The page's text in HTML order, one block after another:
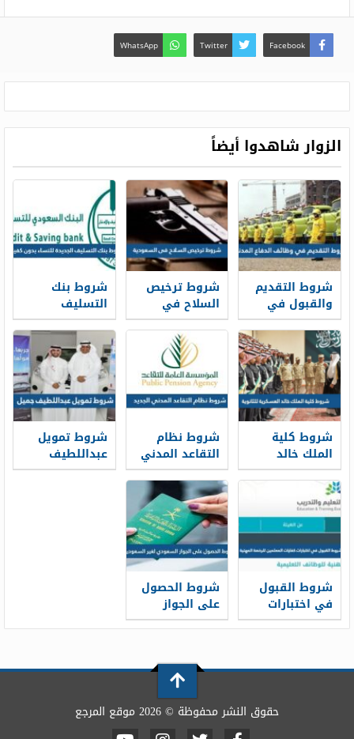
Facebook
Twitter
WhatsApp
الزوار شاهدوا أيضاً
شروط التقديم
والقبول في
وظائف الدفاع
المدني 1448
شروط ترخيص
السلاح في
السعودية 1448
شروط بنك
التسليف
الجديدة 1448
للنساء بدون
كفيل
شروط كلية
الملك خالد
العسكرية
للثانوية 1448
شروط نظام
التقاعد المدني
الجديد 1448
شروط تمويل
عبداللطيف
جميل 1448
شروط القبول
في اختبارات
كفايات
1448
شروط الحصول
على الجواز
السعودي لغير
حقوق النشر محفوظة © 2026 موقع المرجع